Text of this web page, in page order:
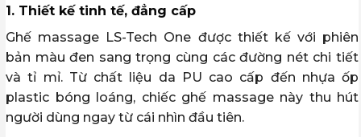
1. Thiết kế tinh tế, đẳng cấp
Ghế massage LS-Tech One được thiết kế với phiên
bản màu đen sang trọng cùng các đường nét chi tiết
và tỉ mỉ. Từ chất liệu da PU cao cấp đến nhựa ốp
plastic bóng loáng, chiếc ghế massage này thu hút
người dùng ngay từ cái nhìn đầu tiên.